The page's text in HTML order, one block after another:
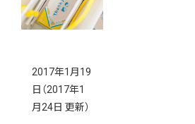
2017年1月19
日 （2017年1
月24日 更新）